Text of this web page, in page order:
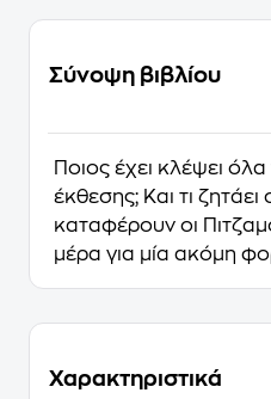
Σύνοψη βιβλίου
Ποιος έχει κλέψει όλα
έκθεσης; Και τι
καταφέρουν οι
μέρα για μία ακόμη
Χαρακτηριστικά